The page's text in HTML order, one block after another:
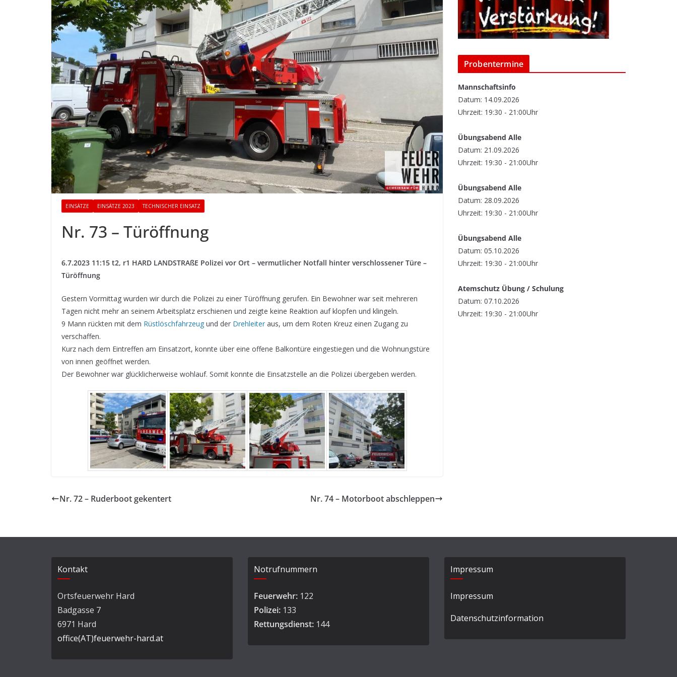
EINSÄTZE EINSÄTZE 2023 TECHNISCHER EINSATZ
Nr. 73 – Türöffnung
6.7.2023 11:15 t2, r1 HARD LANDSTRAßE Polizei vor Ort – vermutlicher Notfall hinter verschlossener Türe –
Türöffnung
Gestern Vormittag wurden wir durch die Polizei zu einer Türöffnung gerufen. Ein Bewohner war seit mehreren
Tagen nicht mehr an seinem Arbeitsplatz erschienen und zeigte keine Reaktion auf klopfen und klingeln.
9 Mann rückten mit dem Rüstlöschfahrzeug und der Drehleiter aus, um dem Roten Kreuz einen Zugang zu
verschaffen.
Kurz nach dem Eintreffen am Einsatzort, konnte über eine offene Balkontüre eingestiegen und die Wohnungstüre
von innen geöffnet werden.
Der Bewohner war glücklicherweise wohlauf. Somit konnte die Einsatzstelle an die Polizei übergeben werden.
Nr. 72 – Ruderboot gekentert Nr. 74 – Motorboot abschleppen
Probentermine
Mannschaftsinfo
Datum: 14.09.2026
Uhrzeit: 19:30 - 21:00Uhr
Übungsabend Alle
Datum: 21.09.2026
Uhrzeit: 19:30 - 21:00Uhr
Übungsabend Alle
Datum: 28.09.2026
Uhrzeit: 19:30 - 21:00Uhr
Übungsabend Alle
Datum: 05.10.2026
Uhrzeit: 19:30 - 21:00Uhr
Atemschutz Übung / Schulung
Datum: 07.10.2026
Uhrzeit: 19:30 - 21:00Uhr
Kontakt
Ortsfeuerwehr Hard
Badgasse 7
6971 Hard
office(AT)feuerwehr-hard.at
Notrufnummern
Feuerwehr: 122
Polizei: 133
Rettungsdienst: 144
Impressum
Impressum
Datenschutzinformation